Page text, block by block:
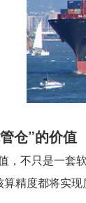
仓”的价值
，不只是一套
精度都将实现